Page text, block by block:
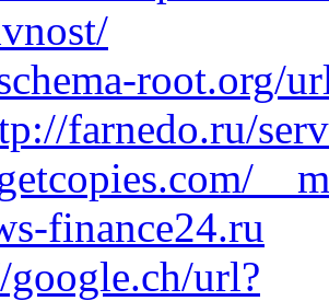
root.org/
farnedo.ru/
finance24.ru
url?